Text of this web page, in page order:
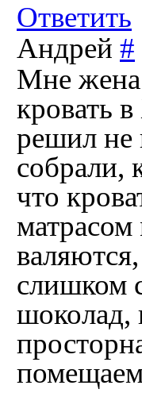
Ответить
Андрей #
Мне жена
кровать
решил не
собрали,
что
слишком
шоколад,